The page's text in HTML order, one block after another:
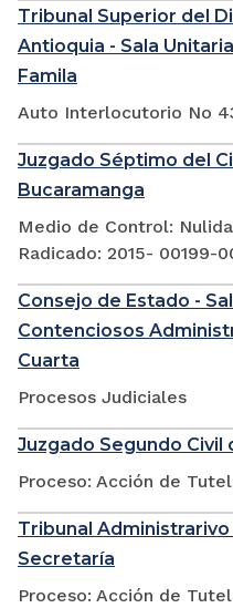
Tribunal Superior del
Antioquia - Sala
Famila
Auto Interlocutorio No
Juzgado Séptimo del
Bucaramanga
Medio de Control:
Radicado: 2015- 00199-
Consejo de Estado -
Contenciosos
Cuarta
Procesos Judiciales
Juzgado Segundo Civil
Proceso: Acción de
Tribunal
Secretaría
Proceso: Acción de